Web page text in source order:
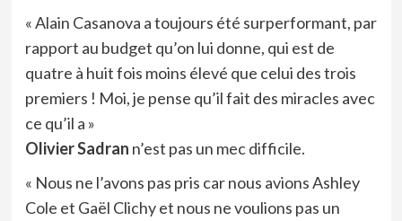
« Alain Casanova a toujours été surperformant, par
rapport au budget qu’on lui donne, qui est de
quatre à huit fois moins élevé que celui des trois
premiers ! Moi, je pense qu’il fait des miracles avec
ce qu’il a »
Olivier Sadran n’est pas un mec difficile.
« Nous ne l’avons pas pris car nous avions Ashley
Cole et Gaël Clichy et nous ne voulions pas un